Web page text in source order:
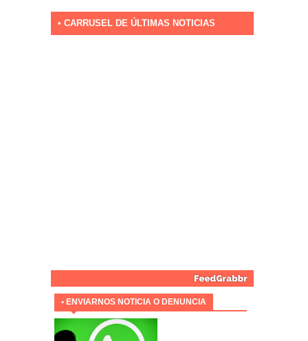
• CARRUSEL DE ÚLTIMAS NOTICIAS
• ENVIARNOS NOTICIA O DENUNCIA